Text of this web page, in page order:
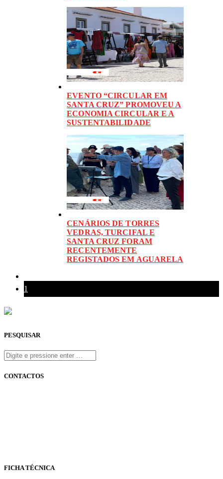
EVENTO “CIRCULAR EM
SANTA CRUZ” PROMOVEU A
ECONOMIA CIRCULAR E A
SUSTENTABILIDADE
CENÁRIOS DE TORRES
VEDRAS, TURCIFAL E
SANTA CRUZ FORAM
RECENTEMENTE
REGISTADOS EM AGUARELA
1
PESQUISAR
CONTACTOS
FICHA TÉCNICA